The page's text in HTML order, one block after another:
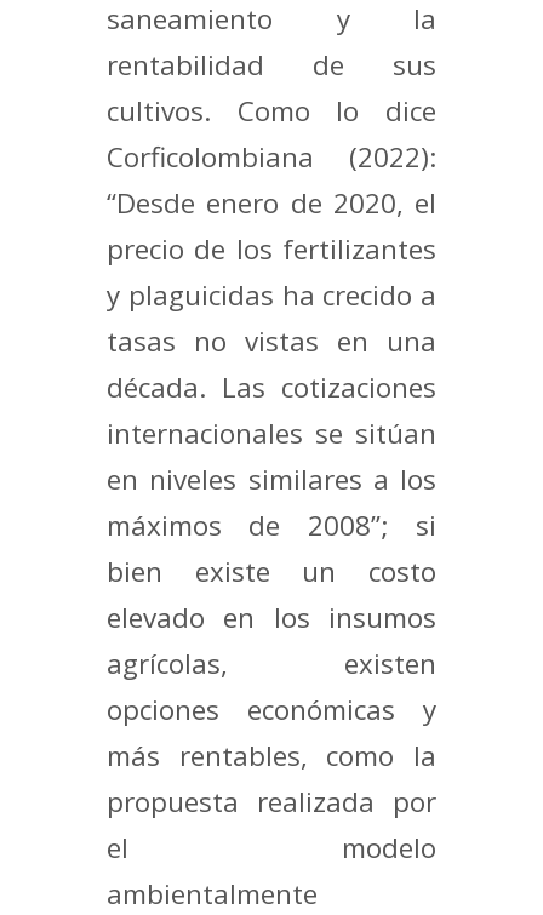
saneamiento y la
rentabilidad de sus
cultivos. Como lo dice
Corficolombiana (2022):
“Desde enero de 2020, el
precio de los fertilizantes
y plaguicidas ha crecido a
tasas no vistas en una
década. Las cotizaciones
internacionales se sitúan
en niveles similares a los
máximos de 2008”; si
bien existe un costo
elevado en los insumos
agrícolas, existen
opciones económicas y
más rentables, como la
propuesta realizada por
el modelo
ambientalmente